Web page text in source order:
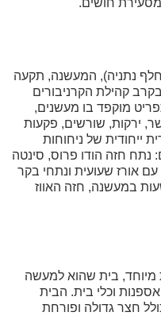
מסעירת חושים.
6 (הירידה במחלף נתניה), המעשנה, תקעה
קהילת הקרניבורים
מוקפד בו מעשנים,
ירקות, שורשים, פקעות
ייחודית של ניחוחות
נתח חזה הודו פרוס, סינטה
אורז שעועית ונתחי בקר
במעשנה, חזה האווז
מיוחד, בית שהוא למעשה
וכלי בית. הבית
חצר גדולה ופורחת